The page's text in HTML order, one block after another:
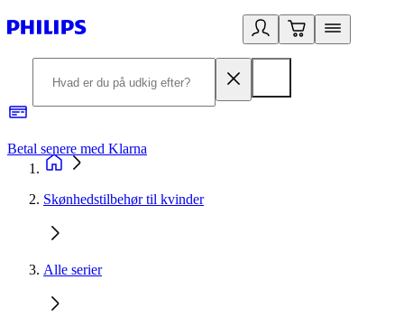
Betal senere med Klarna
Skønhedstilbehør til kvinder
Alle serier